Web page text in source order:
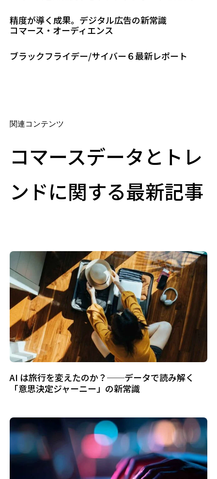
精度が導く成果。デジタル広告の新常識
コマース・オーディエンス
ブラックフライデー/サイバー６最新レポート
関連コンテンツ
コマースデータとトレ
ンドに関する最新記事
AI は旅行を変えたのか？──データで読み解く
「意思決定ジャーニー」の新常識